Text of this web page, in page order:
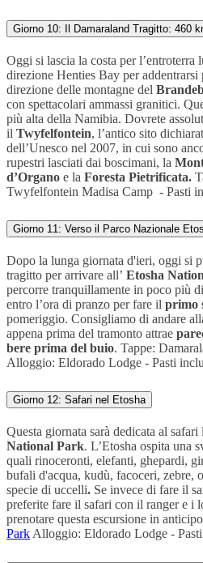
Giorno 10: Il Damaraland Tragitto:
Oggi si lascia la costa per l’entroterra
direzione Henties Bay per addentrarsi
direzione delle montagne del
con spettacolari ammassi granitici.
più alta della Namibia. Dovrete
il Twyfelfontein, l’antico sito
dell’Unesco nel 2007, in cui sono
rupestri lasciati dai boscimani, la
d’Organo e la Foresta Pietrificata.
Twyfelfontein Madisa Camp - Pasti
Giorno 11: Verso il Parco Nazionale
Dopo la lunga giornata d'ieri, oggi si
tragitto per arrivare all’ Etosha
percorre tranquillamente in poco più
entro l’ora di pranzo per fare il primo
pomeriggio. Consigliamo di andare
appena prima del tramonto attrae
bere prima del buio. Tappe:
Alloggio: Eldorado Lodge - Pasti
Giorno 12: Safari nel Etosha
Questa giornata sarà dedicata al safari
National Park. L’Etosha ospita una
quali rinoceronti, elefanti, ghepardi,
bufali d'acqua, kudù, facoceri, zebre,
specie di uccelli. Se invece di fare il
preferite fare il safari con il ranger e i
prenotare questa escursione in
Park Alloggio: Eldorado Lodge -